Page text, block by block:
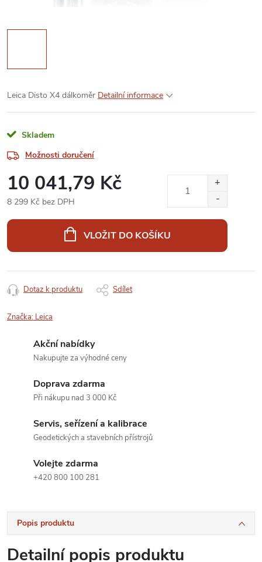
Leica Disto X4 dálkoměr Detailní informace
Skladem
Možnosti doručení
10 041,79 Kč
8 299 Kč bez DPH
VLOŽIT DO KOŠÍKU
Dotaz k produktu Sdílet
Značka: Leica
Akční nabídky
Nakupujte za výhodné ceny
Doprava zdarma
Při nákupu nad 3 000 Kč
Servis, seřízení a kalibrace
Geodetických a stavebních přístrojů
Volejte zdarma
+420 800 100 281
Popis produktu
Detailní popis produktu